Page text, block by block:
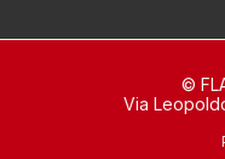
©
Via